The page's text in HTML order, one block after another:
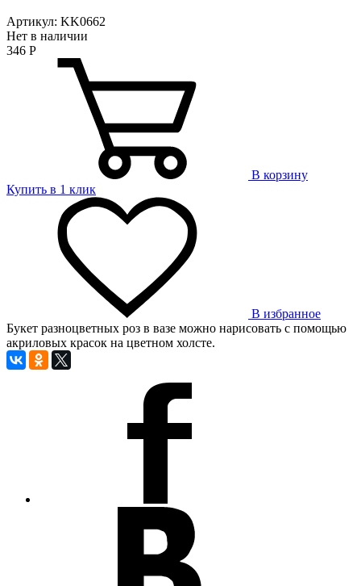
Артикул: KK0662
Нет в наличии
346 Р
В корзину
Купить в 1 клик
В избранное
Букет разноцветных роз в вазе можно нарисовать с помощью
акриловых красок на цветном холсте.